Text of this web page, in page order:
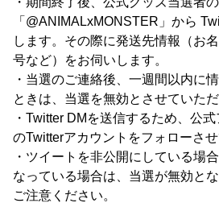
「@ANIMALxMONSTER」から
します。その際に発送先情報（お
号など）をお伺いします。
・当選のご連絡後、一週間以内に
ときは、当選を無効とさせていた
・Twitter DMを送信するため、公
のTwitterアカウントをフォローさせ
・ツイートを非公開にしている場
なっている場合は、当選が無効と
ご注意ください。